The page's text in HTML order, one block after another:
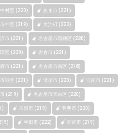
村区 (220) あま市 (221)
中区 (219) 大治町 (222)
市 (221) 名古屋市瑞穂区 (220)
区 (220) 岩倉市 (221)
府市 (221) 名古屋市南区 (218)
港区 (221) 清須市 (223) 江南市 (221)
(219) 名古屋市天白区 (220)
常滑市 (219) 豊明市 (220)
半田市 (222) 弥富市 (219)